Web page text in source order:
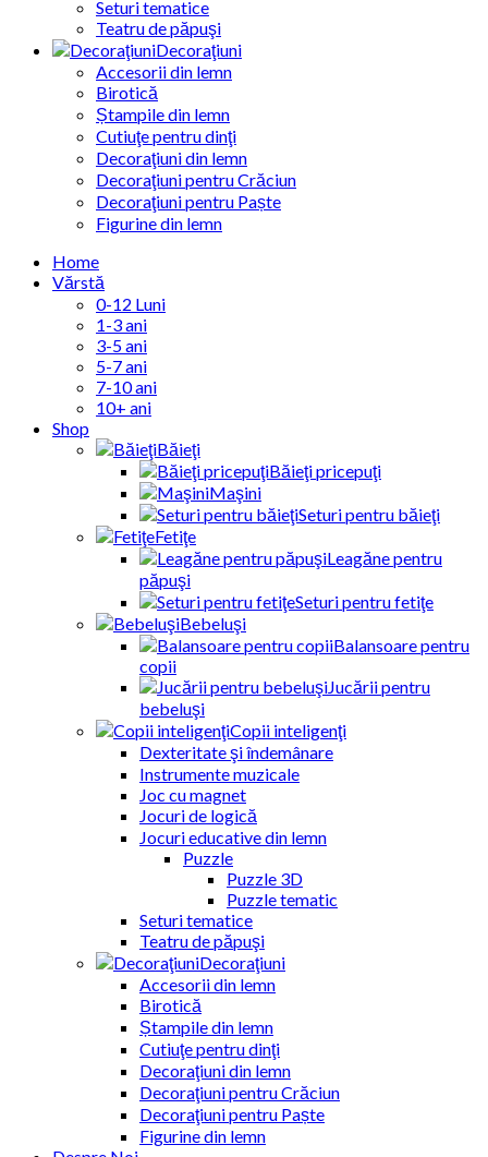
Seturi tematice
Teatru de păpuşi
Decoraţiuni
Accesorii din lemn
Birotică
Ștampile din lemn
Cutiuţe pentru dinţi
Decoraţiuni din lemn
Decoraţiuni pentru Crăciun
Decoraţiuni pentru Paște
Figurine din lemn
Home
Vărstă
0-12 Luni
1-3 ani
3-5 ani
5-7 ani
7-10 ani
10+ ani
Shop
Băieţi
Băieţi pricepuţi
Maşini
Seturi pentru băieţi
Fetiţe
Leagăne pentru
păpuşi
Seturi pentru fetiţe
Bebeluşi
Balansoare pentru
copii
Jucării pentru
bebeluşi
Copii inteligenţi
Dexteritate şi îndemânare
Instrumente muzicale
Joc cu magnet
Jocuri de logică
Jocuri educative din lemn
Puzzle
Puzzle 3D
Puzzle tematic
Seturi tematice
Teatru de păpuşi
Decoraţiuni
Accesorii din lemn
Birotică
Ștampile din lemn
Cutiuţe pentru dinţi
Decoraţiuni din lemn
Decoraţiuni pentru Crăciun
Decoraţiuni pentru Paște
Figurine din lemn